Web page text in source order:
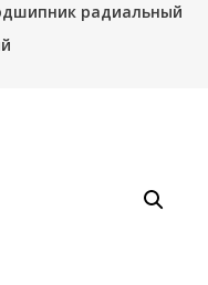
радиальный